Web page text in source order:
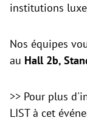
institutions
Nos équipes
au Hall 2b,
>> Pour plus
LIST à cet